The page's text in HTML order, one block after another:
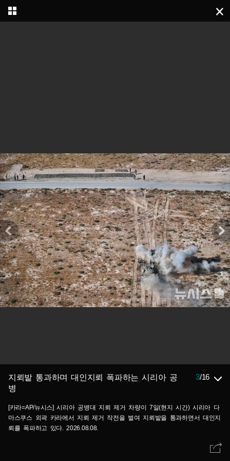
지뢰밭 통과하며 대인지뢰 폭파하는 시리아 공
병
3/16
[카라=AP/뉴시스] 시리아 공병대 지뢰 제거 차량이 7일(현지 시간) 시리아 다
마스쿠스 외곽 카라에서 지뢰 제거 작전을 벌여 지뢰밭을 통과하면서 대인지
뢰를 폭파하고 있다. 2026.08.08.